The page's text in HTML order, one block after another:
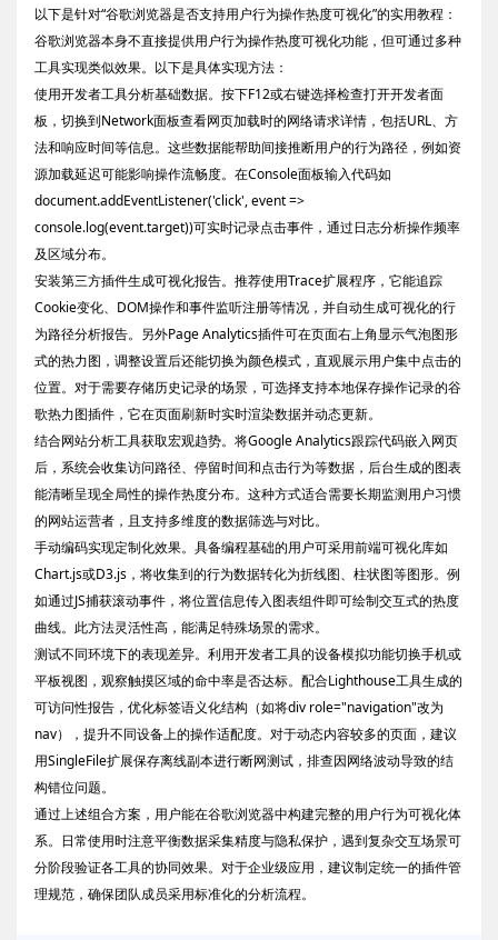
以下是针对“谷歌浏览器是否支持用户行为操作热度可视化”的实用教程：
谷歌浏览器本身不直接提供用户行为操作热度可视化功能，但可通过多种
工具实现类似效果。以下是具体实现方法：
使用开发者工具分析基础数据。按下F12或右键选择检查打开开发者面
板，切换到Network面板查看网页加载时的网络请求详情，包括URL、方
法和响应时间等信息。这些数据能帮助间接推断用户的行为路径，例如资
源加载延迟可能影响操作流畅度。在Console面板输入代码如
document.addEventListener('click', event =>
console.log(event.target))可实时记录点击事件，通过日志分析操作频率
及区域分布。
安装第三方插件生成可视化报告。推荐使用Trace扩展程序，它能追踪
Cookie变化、DOM操作和事件监听注册等情况，并自动生成可视化的行
为路径分析报告。另外Page Analytics插件可在页面右上角显示气泡图形
式的热力图，调整设置后还能切换为颜色模式，直观展示用户集中点击的
位置。对于需要存储历史记录的场景，可选择支持本地保存操作记录的谷
歌热力图插件，它在页面刷新时实时渲染数据并动态更新。
结合网站分析工具获取宏观趋势。将Google Analytics跟踪代码嵌入网页
后，系统会收集访问路径、停留时间和点击行为等数据，后台生成的图表
能清晰呈现全局性的操作热度分布。这种方式适合需要长期监测用户习惯
的网站运营者，且支持多维度的数据筛选与对比。
手动编码实现定制化效果。具备编程基础的用户可采用前端可视化库如
Chart.js或D3.js，将收集到的行为数据转化为折线图、柱状图等图形。例
如通过JS捕获滚动事件，将位置信息传入图表组件即可绘制交互式的热度
曲线。此方法灵活性高，能满足特殊场景的需求。
测试不同环境下的表现差异。利用开发者工具的设备模拟功能切换手机或
平板视图，观察触摸区域的命中率是否达标。配合Lighthouse工具生成的
可访问性报告，优化标签语义化结构（如将div role="navigation"改为
nav），提升不同设备上的操作适配度。对于动态内容较多的页面，建议
用SingleFile扩展保存离线副本进行断网测试，排查因网络波动导致的结
构错位问题。
通过上述组合方案，用户能在谷歌浏览器中构建完整的用户行为可视化体
系。日常使用时注意平衡数据采集精度与隐私保护，遇到复杂交互场景可
分阶段验证各工具的协同效果。对于企业级应用，建议制定统一的插件管
理规范，确保团队成员采用标准化的分析流程。